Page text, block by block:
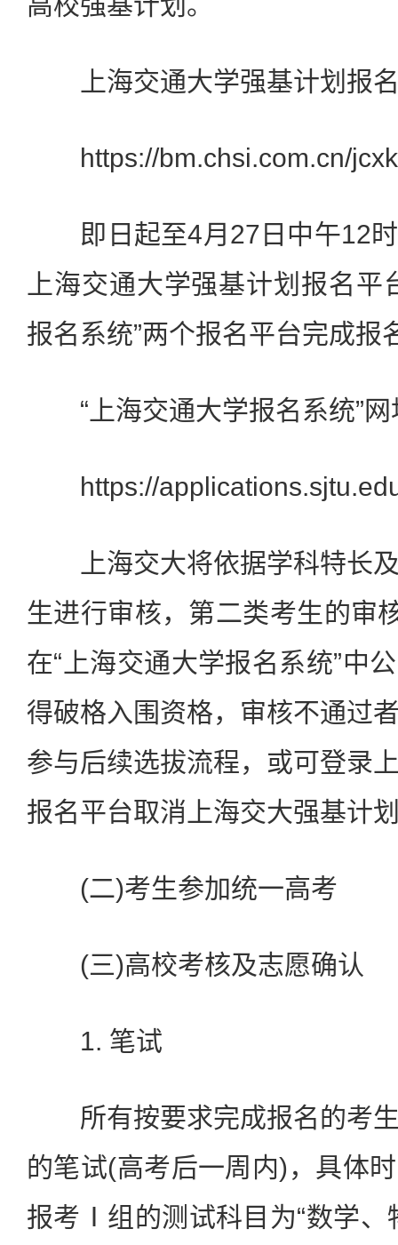
上海交通大学强基计划报名
https://bm.chsi.com.cn/
即日起至4月27日中午12时
上海交通大学强基计划报名平
报名系统”两个报名平台完成报
“上海交通大学报名系统”网
https://
上海交大将依据学科特长及
生进行审核，第二类考生的审
在“上海交通大学报名系统”中
得破格入围资格，审核不通过
参与后续选拔流程，或可登录
报名平台取消上海交大强基计
(二)考生参加统一高考
(三)高校考核及志愿确认
1. 笔试
所有按要求完成报名的考生
的笔试(高考后一周内)，具体
报考Ⅰ组的测试科目为“数学